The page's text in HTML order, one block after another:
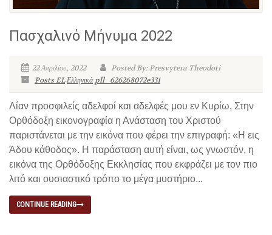
Πασχαλινό Μήνυμα 2022
22 Απριλίου, 2022
Posted By: Presvytera Theodoti
Posts ELΕλληνικά pll_626268072e331
Λίαν προσφιλείς αδελφοί και αδελφές μου εν Κυρίω, Στην
Ορθόδοξη εικονογραφία η Ανάσταση του Χριστού
παριστάνεται με την εικόνα που φέρει την επιγραφή: «Η εις
Άδου κάθοδος». Η παράσταση αυτή είναι, ως γνωστόν, η
εικόνα της Ορθόδοξης Εκκλησίας που εκφράζει με τον πιο
λιτό και ουσιαστικό τρόπο το μέγα μυστήριο...
CONTINUE READING